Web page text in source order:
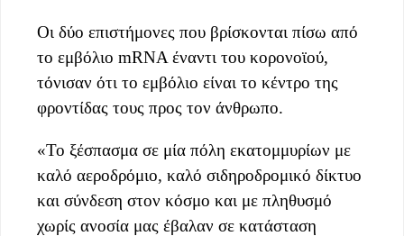
Οι δύο επιστήμονες που βρίσκονται πίσω από
το εμβόλιο mRNA έναντι του κορονοϊού,
τόνισαν ότι το εμβόλιο είναι το κέντρο της
φροντίδας τους προς τον άνθρωπο.
«Το ξέσπασμα σε μία πόλη εκατομμυρίων με
καλό αεροδρόμιο, καλό σιδηροδρομικό δίκτυο
και σύνδεση στον κόσμο και με πληθυσμό
χωρίς ανοσία μας έβαλαν σε κατάσταση